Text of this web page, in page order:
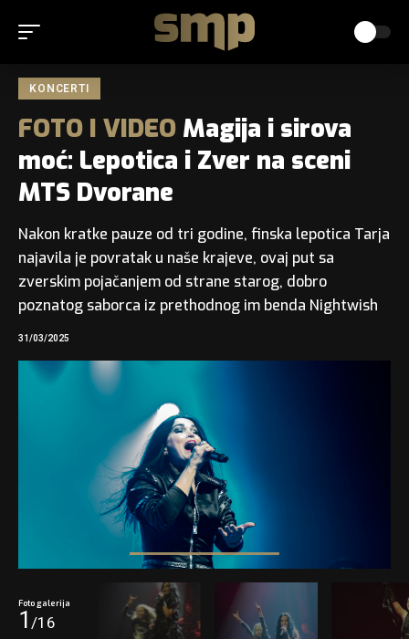
KONCERTI
FOTO I VIDEO Magija i sirova
moć: Lepotica i Zver na sceni
MTS Dvorane
Nakon kratke pauze od tri godine, finska lepotica Tarja
najavila je povratak u naše krajeve, ovaj put sa
zverskim pojačanjem od strane starog, dobro
poznatog saborca iz prethodnog im benda Nightwish
31/03/2025
Foto galerija
1/16